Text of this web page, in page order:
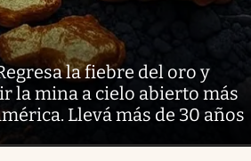
la fiebre del oro y
la mina a cielo abierto más
Llevá más de 30 años